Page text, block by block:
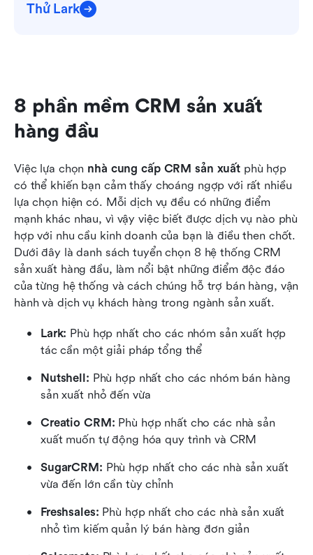
Thử Lark
8 phần mềm CRM sản xuất
hàng đầu
Việc lựa chọn nhà cung cấp CRM sản xuất phù hợp
có thể khiến bạn cảm thấy choáng ngợp với rất nhiều
lựa chọn hiện có. Mỗi dịch vụ đều có những điểm
mạnh khác nhau, vì vậy việc biết được dịch vụ nào phù
hợp với nhu cầu kinh doanh của bạn là điều then chốt.
Dưới đây là danh sách tuyển chọn 8 hệ thống CRM
sản xuất hàng đầu, làm nổi bật những điểm độc đáo
của từng hệ thống và cách chúng hỗ trợ bán hàng, vận
hành và dịch vụ khách hàng trong ngành sản xuất.
Lark: Phù hợp nhất cho các nhóm sản xuất hợp
tác cần một giải pháp tổng thể
Nutshell: Phù hợp nhất cho các nhóm bán hàng
sản xuất nhỏ đến vừa
Creatio CRM: Phù hợp nhất cho các nhà sản
xuất muốn tự động hóa quy trình và CRM
SugarCRM: Phù hợp nhất cho các nhà sản xuất
vừa đến lớn cần tùy chỉnh
Freshsales: Phù hợp nhất cho các nhà sản xuất
nhỏ tìm kiếm quản lý bán hàng đơn giản